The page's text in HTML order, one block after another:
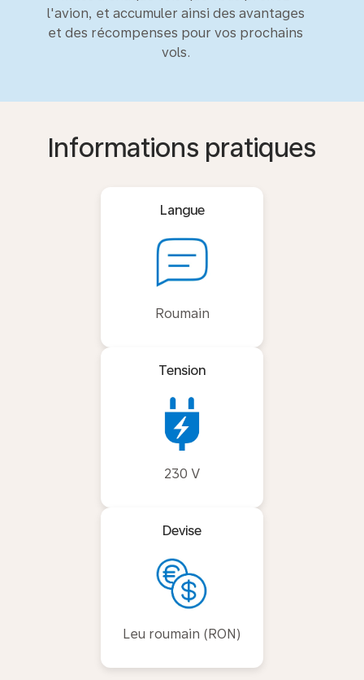
l'avion, et accumuler ainsi des avantages
et des récompenses pour vos prochains
vols.
Informations pratiques
Langue
Roumain
Tension
230 V
Devise
Leu roumain (RON)